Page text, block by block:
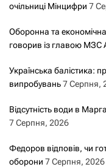
очільниці Мінцифри 7
Оборонна та
говорив із главою МЗС
Українська балістика:
випробувань7 Серпня,
Відсутність води в
7 Серпня, 2026
Федоров відповів, чи
оборони 7 Серпня, 2026